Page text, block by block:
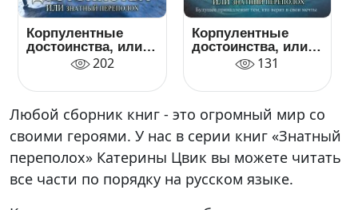
Корпулентные
достоинства, или
Знатный
переполох
202
Корпулентные
достоинства, или
Знатный
переполох 2
131
Любой сборник книг - это огромный мир со
своими героями. У нас в серии книг «Знатный
переполох» Катерины Цвик вы можете читать
все части по порядку на русском языке.